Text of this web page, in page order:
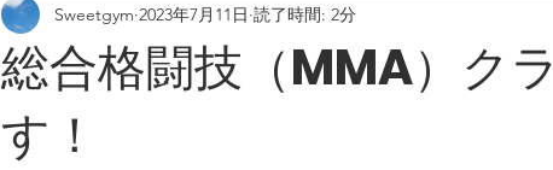
総合格闘技（MMA）ク
す！
Sweetgym 2023年7月11日 読了時間: 2分